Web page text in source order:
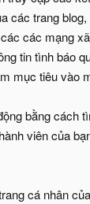
các trang
các mạng
tin tình báo
mục tiêu vào
bằng cách
viên của
cá nhân